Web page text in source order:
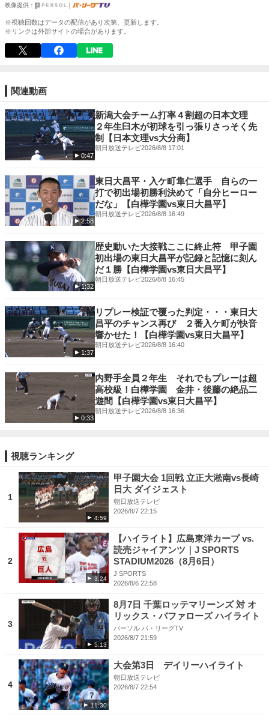
※視聴回数はデータの配信があり次第、更新します。
※リンクは外部サイトの場合があります。
関連動画
0:47
新潟大会チーム打率４割超の日本文理
２年生臼木が初球を引っ張りさっそく先
制【日本文理vs大分商】
朝日放送テレビ2026/8/8 17:01
2:58
東日大昌平・入ケ町隼仁選手 自らの一
打で初出場初勝利決めて「自分ヒーロー
だな」【白樺学園vs東日大昌平】
朝日放送テレビ2026/8/8 16:49
1:32
歴史動いた大接戦ここに終止符 甲子園
初出場の東日大昌平が記録と記憶に刻ん
だ１勝【白樺学園vs東日大昌平】
朝日放送テレビ2026/8/8 16:45
1:37
リプレー検証で覆った判定・・・東日大
昌平のチャンス再び ２番入ケ町が快音
響かせた！【白樺学園vs東日大昌平】
朝日放送テレビ2026/8/8 16:40
0:33
内野手全員２年生 それでもプレーは超
高校級！白樺学園 金井・後藤の絶品二
遊間【白樺学園vs東日大昌平】
朝日放送テレビ2026/8/8 16:36
視聴ランキング
1
4:59
甲子園大会 1回戦 立正大淞南vs長崎
日大 ダイジェスト
朝日放送テレビ
2026/8/7 22:15
2
3:24
【ハイライト】広島東洋カープ vs.
読売ジャイアンツ｜J SPORTS
STADIUM2026（8月6日）
J SPORTS
2026/8/6 22:58
3
5:13
8月7日 千葉ロッテマリーンズ 対 オ
リックス・バファローズ ハイライト
パーソル パ・リーグTV
2026/8/7 21:59
4
11:30
大会第3日 デイリーハイライト
朝日放送テレビ
2026/8/7 22:54